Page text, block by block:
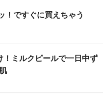
！ですぐに買えちゃう
！ミルクピールで一日中ず